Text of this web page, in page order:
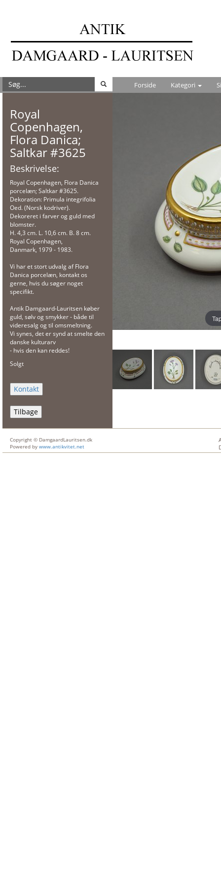
Forside Kategori
Royal
Copenhagen,
Flora Danica;
Saltkar #3625
Beskrivelse:
Royal Copenhagen, Flora Danica
porcelæn; Saltkar #3625.
Dekoration: Primula integrifolia
Oed. (Norsk kodriver).
Dekoreret i farver og guld med
blomster.
H. 4,3 cm. L. 10,6 cm. B. 8 cm.
Royal Copenhagen,
Danmark, 1979 - 1983.
Vi har et stort udvalg af Flora
Danica porcelæn, kontakt os
gerne, hvis du søger noget
specifikt.
Antik Damgaard-Lauritsen køber
guld, sølv og smykker - både til
videresalg og til omsmeltning.
Vi synes, det er synd at smelte den
danske kulturarv
- hvis den kan reddes!
Solgt
Tilbage
Copyright © DamgaardLauritsen.dk
Powered by www.antikvitet.net